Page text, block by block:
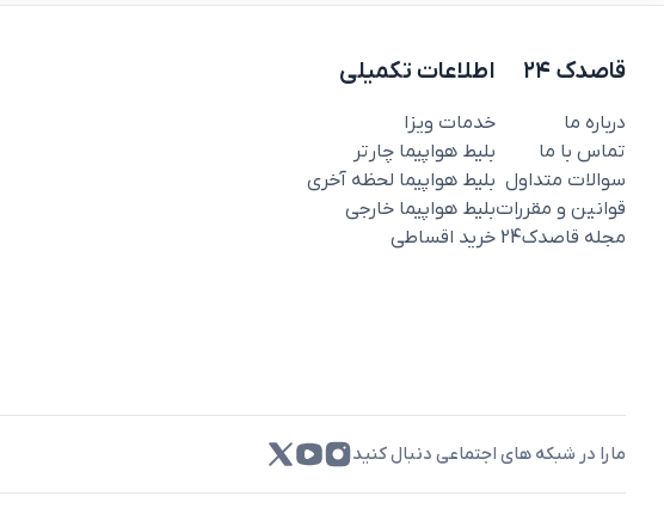
قاصدک ۲۴
درباره ما
تماس با ما
سوالات متداول
قوانین و مقررات
مجله قاصدک‌24
اطلاعات تکمیلی
خدمات ویزا
بلیط هواپیما چارتر
بلیط هواپیما لحظه آخری
بلیط هواپیما خارجی
خرید اقساطی
مارا در شبکه های اجتماعی دنبال کنید